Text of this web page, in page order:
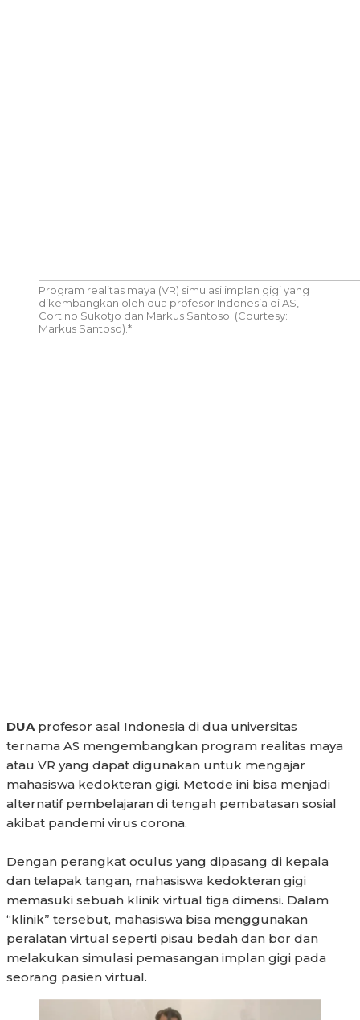
Program realitas maya (VR) simulasi implan gigi yang
dikembangkan oleh dua profesor Indonesia di AS,
Cortino Sukotjo dan Markus Santoso. (Courtesy:
Markus Santoso).*
DUA profesor asal Indonesia di dua universitas
ternama AS mengembangkan program realitas maya
atau VR yang dapat digunakan untuk mengajar
mahasiswa kedokteran gigi. Metode ini bisa menjadi
alternatif pembelajaran di tengah pembatasan sosial
akibat pandemi virus corona.
Dengan perangkat oculus yang dipasang di kepala
dan telapak tangan, mahasiswa kedokteran gigi
memasuki sebuah klinik virtual tiga dimensi. Dalam
“klinik” tersebut, mahasiswa bisa menggunakan
peralatan virtual seperti pisau bedah dan bor dan
melakukan simulasi pemasangan implan gigi pada
seorang pasien virtual.